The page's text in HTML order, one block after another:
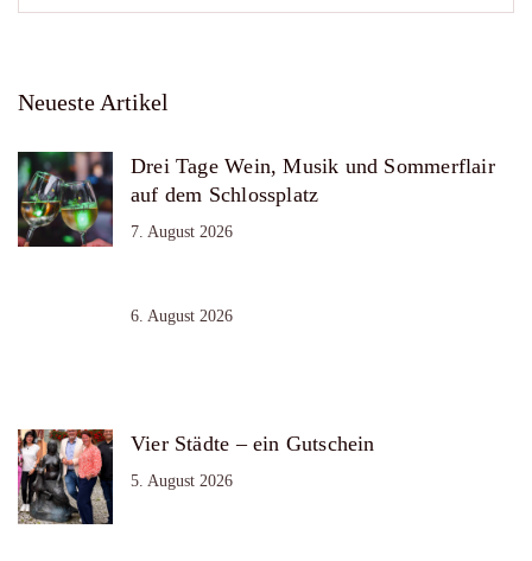
Neueste Artikel
Drei Tage Wein, Musik und Sommerflair
auf dem Schlossplatz
7. August 2026
6. August 2026
Vier Städte – ein Gutschein
5. August 2026